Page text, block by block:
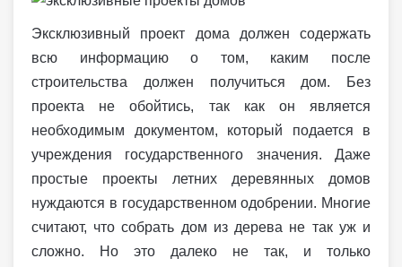
Эксклюзивный проект дома должен содержать
всю информацию о том, каким после
строительства должен получиться дом. Без
проекта не обойтись, так как он является
необходимым документом, который подается в
учреждения государственного значения. Даже
простые проекты летних деревянных домов
нуждаются в государственном одобрении. Многие
считают, что собрать дом из дерева не так уж и
сложно. Но это далеко не так, и только